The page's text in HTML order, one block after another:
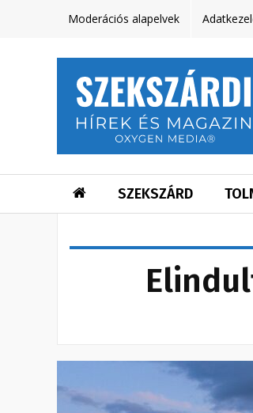
Moderációs alapelvek
SZEKSZÁRD